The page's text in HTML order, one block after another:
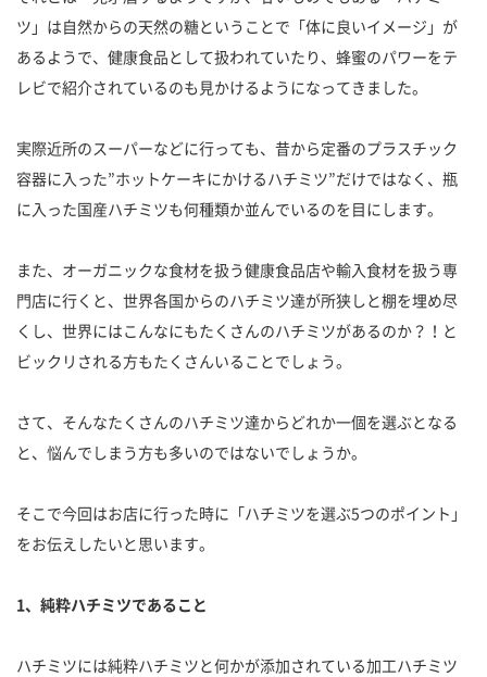
ツ」は自然からの天然の糖ということで「体に良いイメージ」が
あるようで、健康食品として扱われていたり、蜂蜜のパワーをテ
レビで紹介されているのも見かけるようになってきました。
実際近所のスーパーなどに行っても、昔から定番のプラスチック
容器に入った”ホットケーキにかけるハチミツ”だけではなく、瓶
に入った国産ハチミツも何種類か並んでいるのを目にします。
また、オーガニックな食材を扱う健康食品店や輸入食材を扱う専
門店に行くと、世界各国からのハチミツ達が所狭しと棚を埋め尽
くし、世界にはこんなにもたくさんのハチミツがあるのか？！と
ビックリされる方もたくさんいることでしょう。
さて、そんなたくさんのハチミツ達からどれか一個を選ぶとなる
と、悩んでしまう方も多いのではないでしょうか。
そこで今回はお店に行った時に「ハチミツを選ぶ5つのポイント」
をお伝えしたいと思います。
1、純粋ハチミツであること
ハチミツには純粋ハチミツと何かが添加されている加工ハチミツ